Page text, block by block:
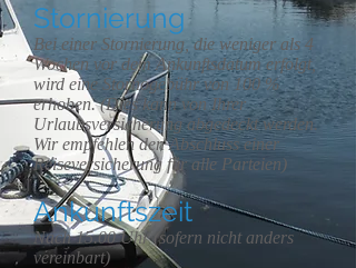
Stornierung
Bei einer Stornierung, die weniger als 4
Wochen vor dem Ankunftsdatum erfolgt,
wird eine Stornogebühr von 100 %
erhoben. (Dies kann von Ihrer
Urlaubsversicherung abgedeckt werden.
Wir empfehlen den Abschluss einer
Reiseversicherung für alle Parteien)
Ankunftszeit
Nach 15.00 Uhr (sofern nicht anders
vereinbart)